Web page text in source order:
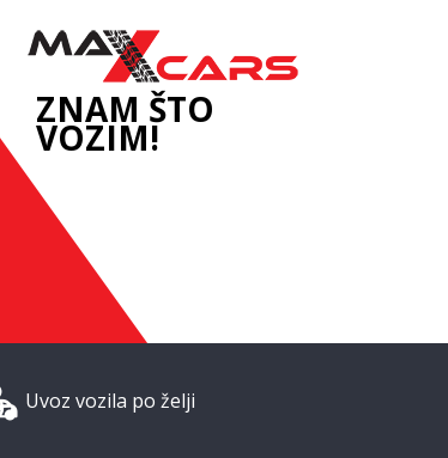
ZNAM ŠTO
VOZIM!
Uvoz vozila po želji